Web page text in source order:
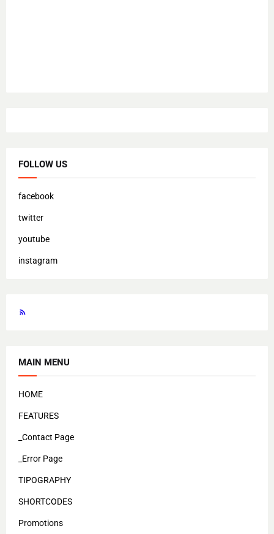
FOLLOW US
facebook
twitter
youtube
instagram
MAIN MENU
HOME
FEATURES
_Contact Page
_Error Page
TIPOGRAPHY
SHORTCODES
Promotions